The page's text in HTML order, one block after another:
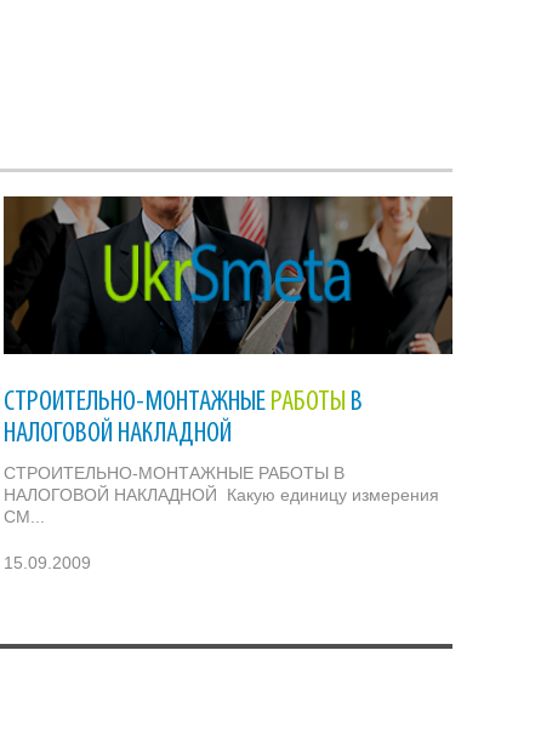
СТРОИТЕЛЬНО-МОНТАЖНЫЕ РАБОТЫ В
НАЛОГОВОЙ НАКЛАДНОЙ
СТРОИТЕЛЬНО-МОНТАЖНЫЕ РАБОТЫ В
НАЛОГОВОЙ НАКЛАДНОЙ Какую единицу измерения
СМ...
15.09.2009